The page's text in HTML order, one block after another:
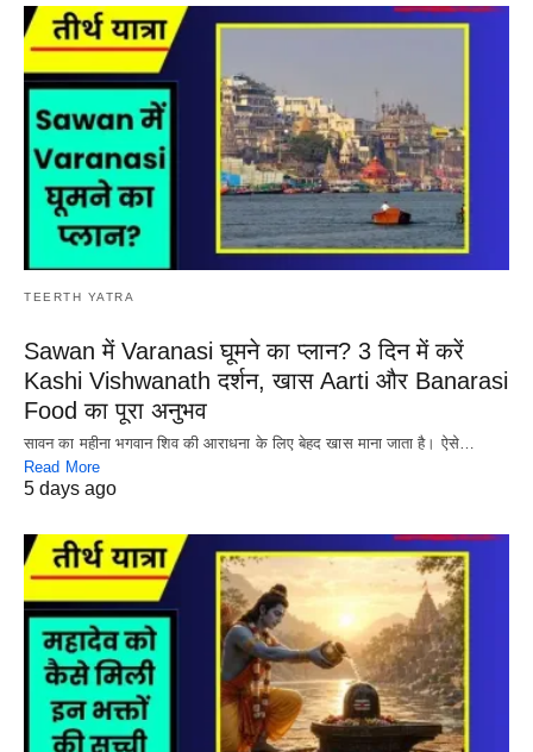
TEERTH YATRA
Sawan में Varanasi घूमने का प्लान? 3 दिन में करें
Kashi Vishwanath दर्शन, खास Aarti और Banarasi
Food का पूरा अनुभव
सावन का महीना भगवान शिव की आराधना के लिए बेहद खास माना जाता है। ऐसे…
Read More
5 days ago